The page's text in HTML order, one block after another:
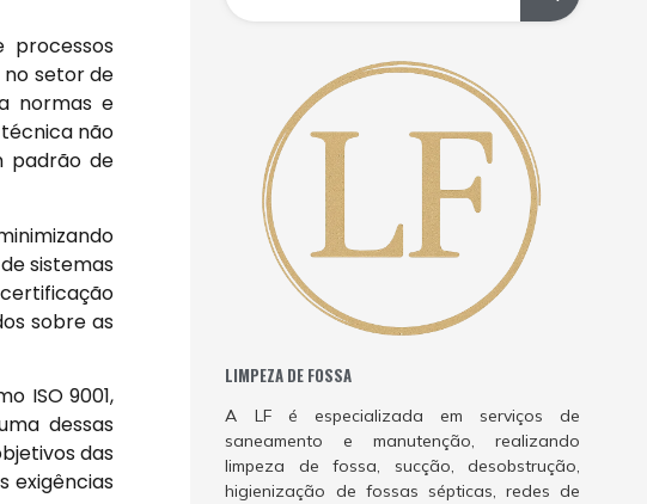
setor de
normas e
não
padrão de
sistemas
sobre as
ISO 9001,
dessas
das
exigências
LIMPEZA DE FOSSA
A LF é especializada em serviços de
saneamento e manutenção, realizando
limpeza de fossa, sucção, desobstrução,
higienização de fossas sépticas, redes de